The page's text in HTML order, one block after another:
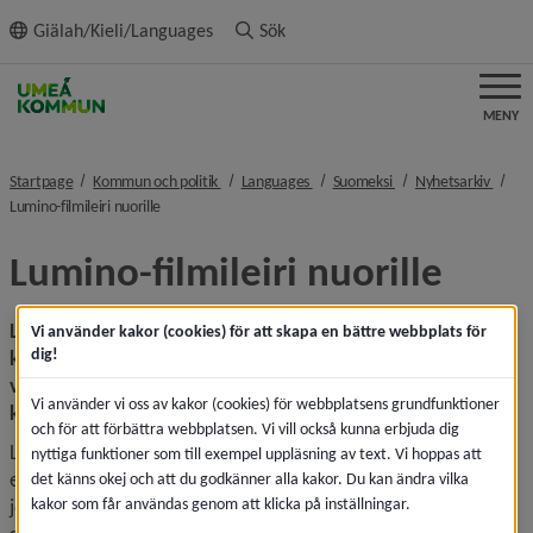
innehållet
Giälah/Kieli/Languages Sök
MENY
Startpage Kommun och politik nivå i brödsmulenavigeringen
Languages nivå i brödsmulenavigeringen
Suomeksi nivå i
Nyhetsarkiv nivå
Lumino-filmileiri nuorillenivå i brödsmulenavigeringen
Lumino-filmileiri nuorille
Lumino-filmileiri on ilmainen päiväleiri nuorille jotka
kuuluvat kansallisiin vähemmistöihin ja ovat 10-17
vuotiaita. Leiri pidetään Norrmjölessä, joka on noin 20
kilometriä Uumajasta 3-7 elokuuta.
Leiri on tarkoitettu sinulle joka olet kiinnostunut
elokuvista/elokuvien tekemisestä ja joka haluat testata
jotain uutta, luovaa ja hauskaa kesälomalla. Leirin aikana
Vi använder kakor (cookies) för att skapa en bättre webbplats för
dig!
Vi använder vi oss av kakor (cookies) för webbplatsens grundfunktioner
och för att förbättra webbplatsen. Vi vill också kunna erbjuda dig
nyttiga funktioner som till exempel uppläsning av text. Vi hoppas att
det känns okej och att du godkänner alla kakor. Du kan ändra vilka
kakor som får användas genom att klicka på inställningar.